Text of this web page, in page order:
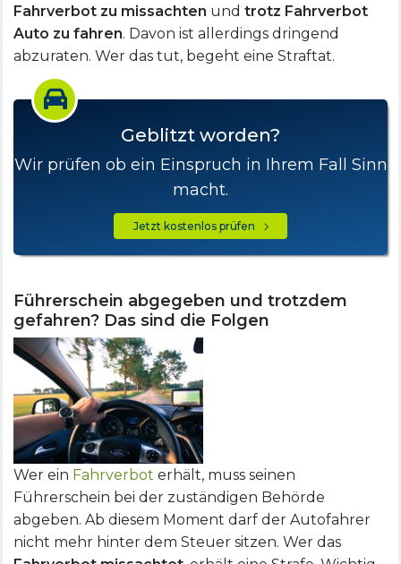
Fahrverbot zu missachten und trotz Fahrverbot
Auto zu fahren. Davon ist allerdings dringend
abzuraten. Wer das tut, begeht eine Straftat.
Geblitzt worden?
Wir prüfen ob ein Einspruch in Ihrem Fall Sinn
macht.
Jetzt kostenlos prüfen
Führerschein abgegeben und trotzdem
gefahren? Das sind die Folgen
Wer ein Fahrverbot erhält, muss seinen
Führerschein bei der zuständigen Behörde
abgeben. Ab diesem Moment darf der Autofahrer
nicht mehr hinter dem Steuer sitzen. Wer das